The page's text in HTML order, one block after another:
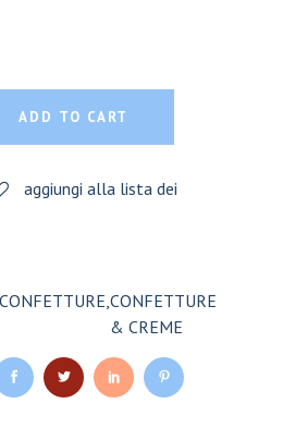
UVETTA E NOCI - 200
ADD TO CART
aggiungi alla lista dei
CONFETTURE,CONFETTURE
& CREME